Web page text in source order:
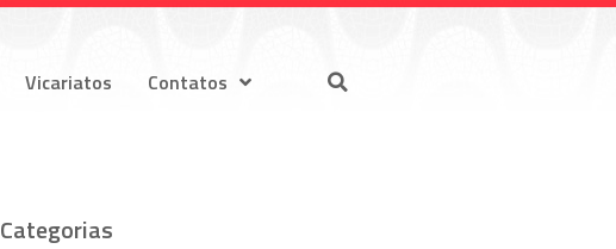
Vicariatos Contatos
Categorias